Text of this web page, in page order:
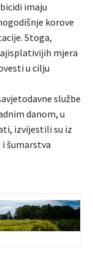
imaju
korove
Stoga,
mjera
u cilju
službe
danom, u
izvijestili su iz
šumarstva